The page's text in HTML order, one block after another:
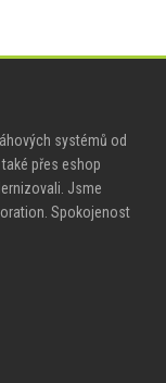
systémů od
přes eshop
Jsme
Spokojenost